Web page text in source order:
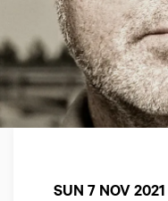
SUN 7 NOV 2021